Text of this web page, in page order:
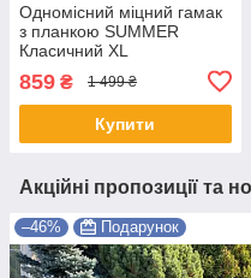
Одномісний міцний гамак
з планкою SUMMER
Класичний XL
859 ₴ 1 499 ₴
Купити
Акційні пропозиції та
–46% Подарунок